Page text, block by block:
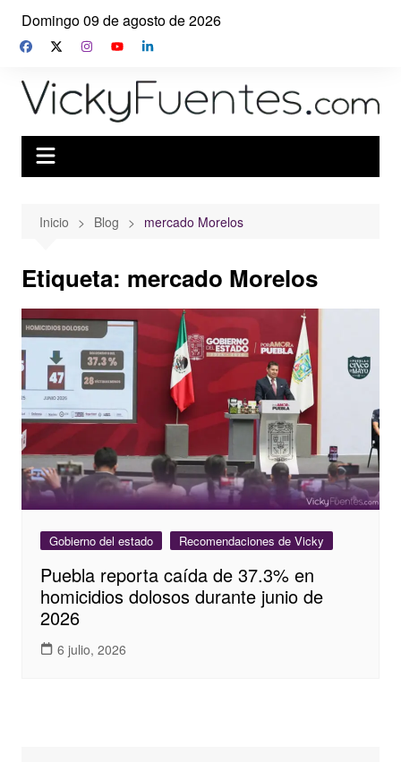
Saltar
contenido
Domingo 09 de agosto de 2026
Inicio Blog mercado Morelos
Etiqueta: mercado Morelos
Gobierno del estado Recomendaciones de Vicky
Puebla reporta caída de 37.3% en
homicidios dolosos durante junio de
2026
6 julio, 2026